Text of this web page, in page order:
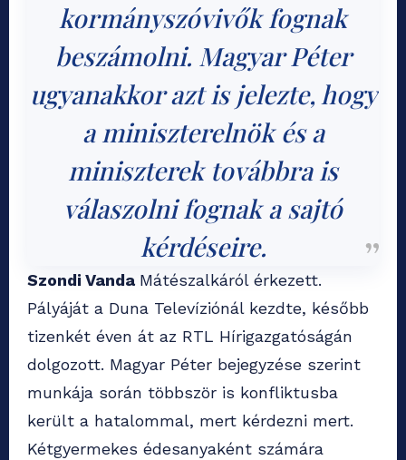
kormányszóvivők fognak
beszámolni. Magyar Péter
ugyanakkor azt is jelezte, hogy
a miniszterelnök és a
miniszterek továbbra is
válaszolni fognak a sajtó
kérdéseire.
Szondi Vanda Mátészalkáról érkezett.
Pályáját a Duna Televíziónál kezdte, később
tizenkét éven át az RTL Hírigazgatóságán
dolgozott. Magyar Péter bejegyzése szerint
munkája során többször is konfliktusba
került a hatalommal, mert kérdezni mert.
Kétgyermekes édesanyaként számára